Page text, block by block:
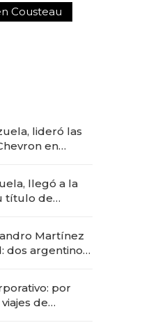
Cousteau
lideró las
en
llegó a la
título de
Martínez
dos argentinos
por
de